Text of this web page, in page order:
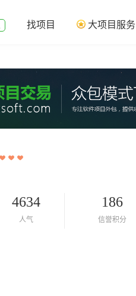
找项目 大项目服务
4634
人气
186
信誉积分